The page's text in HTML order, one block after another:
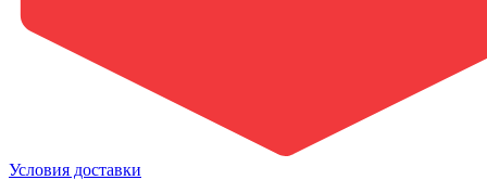
Условия доставки